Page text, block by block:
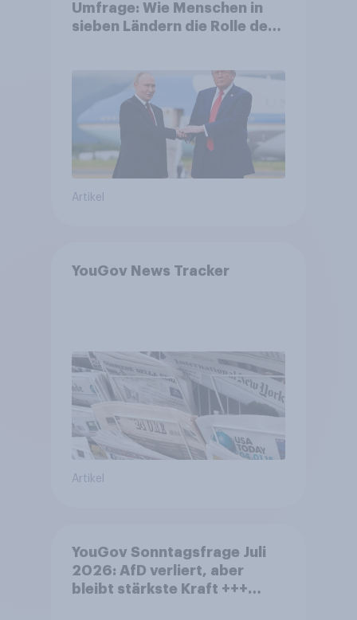
Umfrage: Wie Menschen in
sieben Ländern die Rolle der
Bedrohungen und Bündnisse
bewerten
Artikel
YouGov News Tracker
Artikel
YouGov Sonntagsfrage Juli
2026: AfD verliert, aber
bleibt stärkste Kraft +++